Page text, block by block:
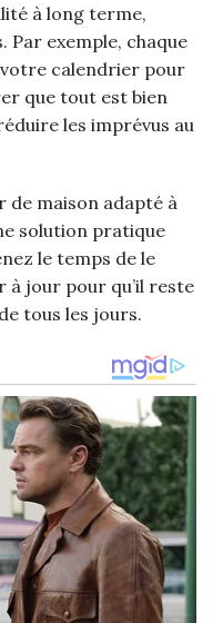
à long terme,
Par exemple, chaque
calendrier pour
que tout est bien
les imprévus au
de maison adapté à
solution pratique
le temps de le
jour pour qu’il reste
tous les jours.